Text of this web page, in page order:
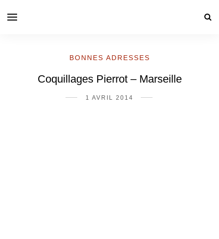
BONNES ADRESSES
Coquillages Pierrot – Marseille
1 AVRIL 2014